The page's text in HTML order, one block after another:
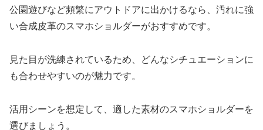
公園遊びなど頻繁にアウトドアに出かけるなら、汚れに強
い合成皮革のスマホショルダーがおすすめです。
見た目が洗練されているため、どんなシチュエーションに
も合わせやすいのが魅力です。
活用シーンを想定して、適した素材のスマホショルダーを
選びましょう。